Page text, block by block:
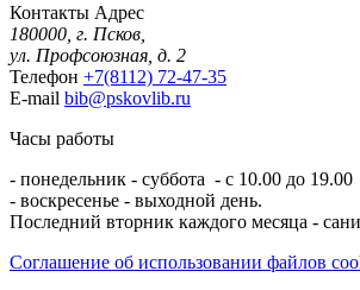
Контакты Адрес
180000, г. Псков,
ул. Профсоюзная, д. 2
Телефон +7(8112) 72-47-35
E-mail bib@pskovlib.ru
Часы работы
- понедельник - суббота - с 10.00 до 19.00
- воскресенье - выходной день.
Последний вторник каждого месяца -
Соглашение об использовании файлов